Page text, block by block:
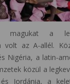
magukat a
volt az A-allél.
Nigéria, a latin-
közül a
Jordánia, a